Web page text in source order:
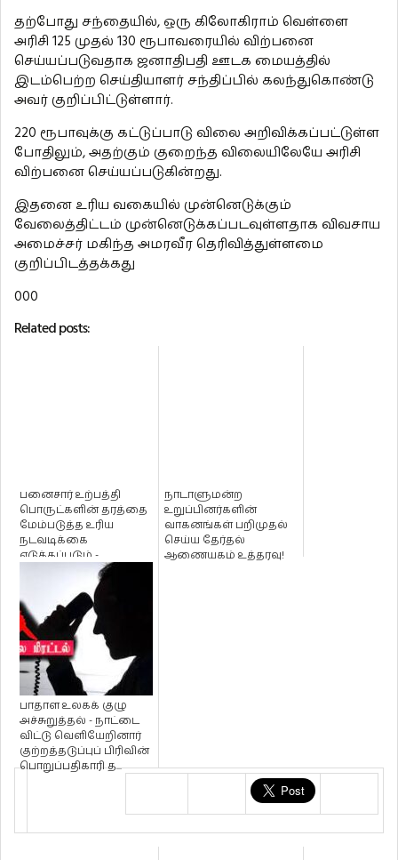
தற்போது சந்தையில், ஒரு கிலோகிராம் வெள்ளை
அரிசி 125 முதல் 130 ரூபாவரையில் விற்பனை
செய்யப்படுவதாக ஜனாதிபதி ஊடக மையத்தில்
இடம்பெற்ற செய்தியாளர் சந்திப்பில் கலந்துகொண்டு
அவர் குறிப்பிட்டுள்ளார்.
220 ரூபாவுக்கு கட்டுப்பாடு விலை அறிவிக்கப்பட்டுள்ள
போதிலும், அதற்கும் குறைந்த விலையிலேயே அரிசி
விற்பனை செய்யப்படுகின்றது.
இதனை உரிய வகையில் முன்னெடுக்கும்
வேலைத்திட்டம் முன்னெடுக்கப்படவுள்ளதாக விவசாய
அமைச்சர் மகிந்த அமரவீர தெரிவித்துள்ளமை
குறிப்பிடத்தக்கது
000
Related posts:
பனைசார் உற்பத்தி
பொருட்களின் தரத்தை
மேம்படுத்த உரிய
நடவடிக்கை
எடுக்கப்படும் -
வேலணை பிரதேச
நாடாளுமன்ற
உறுப்பினர்களின்
வாகனங்கள் பறிமுதல்
செய்ய தேர்தல்
ஆணையகம் உத்தரவு!
பாதாள உலகக் குழு
அச்சுறுத்தல் - நாட்டை
விட்டு வெளியேறினார்
குற்றத்தடுப்புப் பிரிவின்
பொறுப்பதிகாரி த...